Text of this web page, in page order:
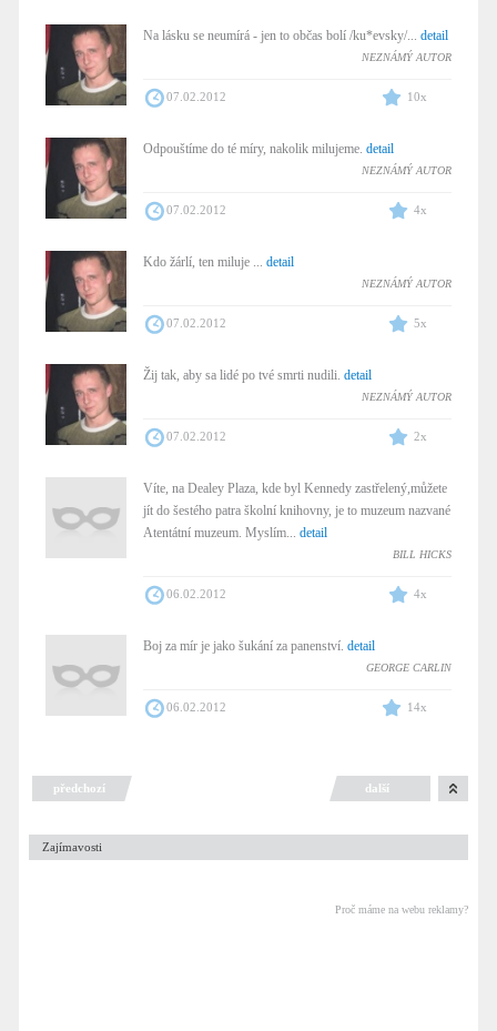
Na lásku se neumírá - jen to občas bolí /ku*evsky/... detail
NEZNÁMÝ AUTOR
07.02.2012 10x
Odpouštíme do té míry, nakolik milujeme. detail
NEZNÁMÝ AUTOR
07.02.2012 4x
Kdo žárlí, ten miluje ... detail
NEZNÁMÝ AUTOR
07.02.2012 5x
Žij tak, aby sa lidé po tvé smrti nudili. detail
NEZNÁMÝ AUTOR
07.02.2012 2x
Víte, na Dealey Plaza, kde byl Kennedy zastřelený,můžete
jít do šestého patra školní knihovny, je to muzeum nazvané
Atentátní muzeum. Myslím... detail
BILL HICKS
06.02.2012 4x
Boj za mír je jako šukání za panenství. detail
GEORGE CARLIN
06.02.2012 14x
předchozí další
Zajímavosti
Proč máme na webu reklamy?